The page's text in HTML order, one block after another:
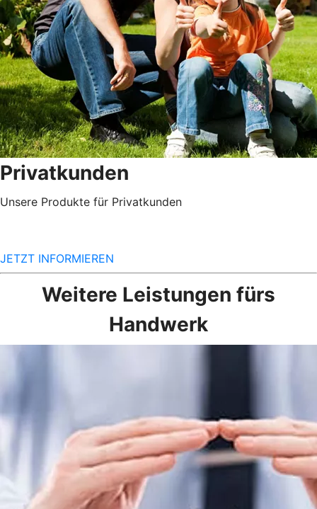
Privatkunden
Unsere Produkte für Privatkunden
JETZT INFORMIEREN
Weitere Leistungen fürs
Handwerk